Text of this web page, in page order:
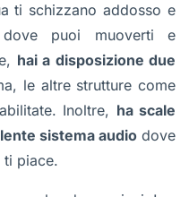
ti schizzano addosso e
puoi muoverti e
hai a disposizione due
le altre strutture come
Inoltre, ha scale
sistema audio dove
ti piace.